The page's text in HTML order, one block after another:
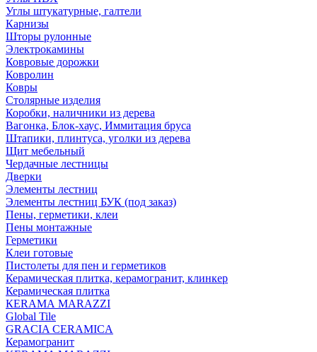
Углы штукатурные, галтели
Карнизы
Шторы рулонные
Электрокамины
Ковровые дорожки
Ковролин
Ковры
Столярные изделия
Коробки, наличники из дерева
Вагонка, Блок-хаус, Иммитация бруса
Штапики, плинтуса, уголки из дерева
Щит мебельный
Чердачные лестницы
Дверки
Элементы лестниц
Элементы лестниц БУК (под заказ)
Пены, герметики, клеи
Пены монтажные
Герметики
Клеи готовые
Пистолеты для пен и герметиков
Керамическая плитка, керамогранит, клинкер
Керамическая плитка
КЕRАМА MARAZZI
Global Tile
GRACIA CERAMICA
Керамогранит